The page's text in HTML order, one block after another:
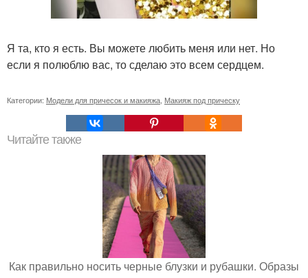
Я та, кто я есть. Вы можете любить меня или нет. Но
если я полюблю вас, то сделаю это всем сердцем.
Категории: Модели для причесок и макияжа, Макияж под прическу
Читайте также
Как правильно носить черные блузки и рубашки. Образы